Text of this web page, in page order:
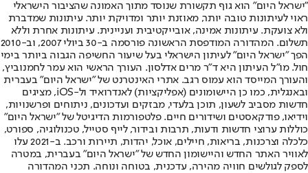
"ישראל היום" הוא גוף תקשורת שנוסד מתוך האמונה שהציבור הישראלי
ראוי לעיתונות טובה יותר, מאוזנת יותר ומדויקת יותר. עיתונות שמדברת
ולא צועקת. עיתונות אמינה, אובייקטיבית ועניינית. עיתונות אחרת וללא
תשלום. המהדורה המודפסת הראשונה פורסמה ב-30 ביולי 2007, וב-2010
הפך "ישראל היום" לעיתון הישראלי בעל שיעור החשיפה הגבוה ביותר בימי
חול. מו"ל העיתון היא ד"ר מרים אדלסון. העורך הראשי הוא עמר לחמנוביץ,
והעורך המייסד הוא עמוס רגב. אתרי האינטרנט של "ישראל היום" בעברית
ובאנגלית, כמו כן היישומונים (אפליקציות) לאנדרואיד ול-iOS, מציגים
חדשות מסביב לשעון, תוכן בלעדי, מבזקים ועדכונים, ניתוחים ופרשנויות,
וידיאו, פודקאסטים ושידורים חיים. פלטפורמות הדיגיטל של "ישראל היום"
כוללות ערוצי חדשות ודעות, תרבות ובידור, לייף סטייל, טכנולוגיה, ספורט,
כלכלה וצרכנות, בריאות, חיילים, אוכל, יהדות, תיירות ורכב. ב-2021 עלו
לאוויר האתר החדש והיישומון החדש של "ישראל היום" בעברית, במטרה
לספק לגולשים חוויה מהירה, עדכנית, בטוחה ונוחה. תכני המהדורה